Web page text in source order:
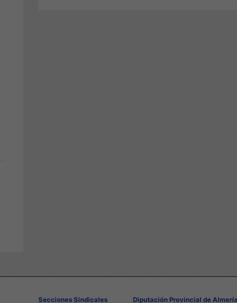
Secciones Sindicales Diputación Provincial de